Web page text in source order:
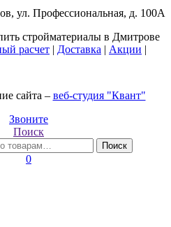
ул. Профессиональная, д. 100А
стройматериалы в Дмитрове
расчет | Доставка | Акции |
сайта – веб-студия "Квант"
Звоните
Поиск
Поиск
0